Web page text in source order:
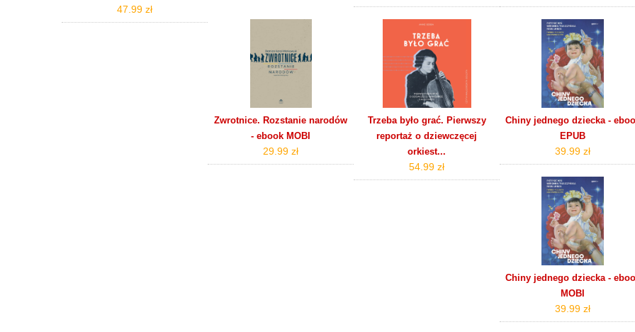
47.99 zł
Zwrotnice. Rozstanie narodów
- ebook MOBI
29.99 zł
Trzeba było grać. Pierwszy
reportaż o dziewczęcej
orkiest...
54.99 zł
Chiny jednego dziecka -
EPUB
39.99 zł
Chiny jednego dziecka -
MOBI
39.99 zł